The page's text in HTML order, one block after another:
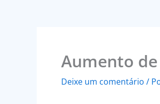
Aumento
Deixe um comentário /